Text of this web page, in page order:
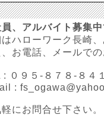
、アルバイト募集中
ハローワーク長崎
お電話、メールで
: ０９５-８７８-８４
:
にお問合せ下さい。